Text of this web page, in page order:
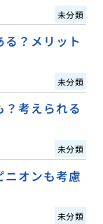
未分類
る？メリット
未分類
？考えられる
未分類
ニオンも考慮
未分類